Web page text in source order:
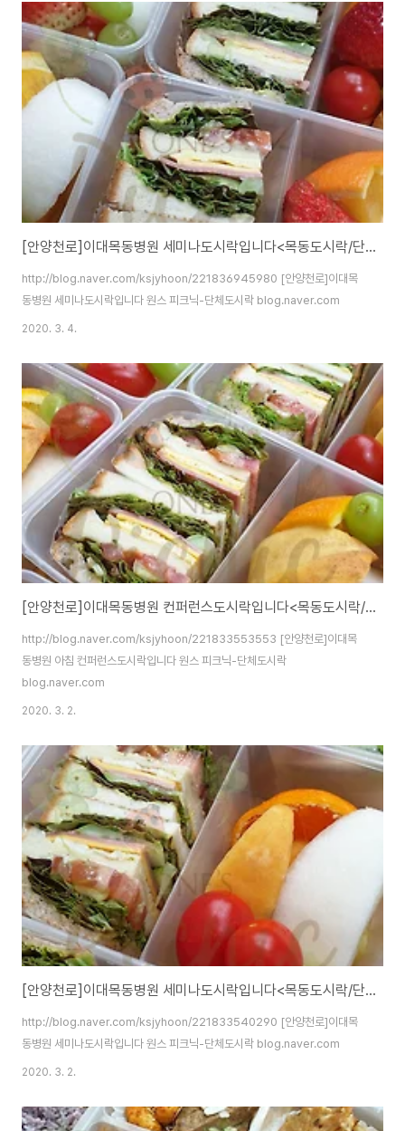
[안양천로]이대목동병원 세미나도시락입니다<목동도시락/단체도시락/도시락케이터링:원스피크닉>
http://blog.naver.com/ksjyhoon/221836945980 [안양천로]이대목
동병원 세미나도시락입니다 원스 피크닉-단체도시락 blog.naver.com
2020. 3. 4.
[안양천로]이대목동병원 컨퍼런스도시락입니다<목동도시락/단체도시락/도시락케이터링:원스피크닉>
http://blog.naver.com/ksjyhoon/221833553553 [안양천로]이대목
동병원 아침 컨퍼런스도시락입니다 원스 피크닉-단체도시락
blog.naver.com
2020. 3. 2.
[안양천로]이대목동병원 세미나도시락입니다<목동도시락/단체도시락/도시락케이터링:원스피크닉>
http://blog.naver.com/ksjyhoon/221833540290 [안양천로]이대목
동병원 세미나도시락입니다 원스 피크닉-단체도시락 blog.naver.com
2020. 3. 2.